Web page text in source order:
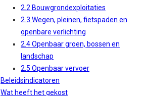
2.2 Bouwgrondexploitaties
2.3 Wegen, pleinen, fietspaden en
openbare verlichting
2.4 Openbaar groen, bossen en
landschap
2.5 Openbaar vervoer
Beleidsindicatoren
Wat heeft het gekost